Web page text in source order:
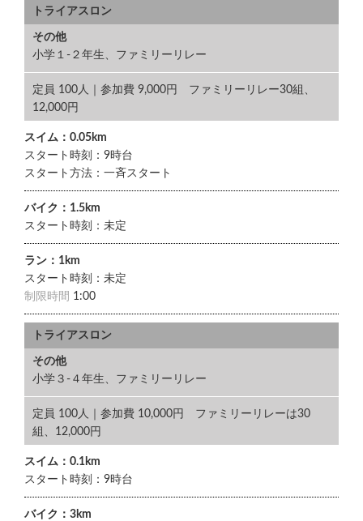
トライアスロン
その他
小学１-２年生、ファミリーリレー
定員 100人｜参加費 9,000円 ファミリーリレー30組、
12,000円
スイム：0.05km
スタート時刻：9時台
スタート方法：一斉スタート
バイク：1.5km
スタート時刻：未定
ラン：1km
スタート時刻：未定
制限時間 1:00
トライアスロン
その他
小学３-４年生、ファミリーリレー
定員 100人｜参加費 10,000円 ファミリーリレーは30
組、12,000円
スイム：0.1km
スタート時刻：9時台
バイク：3km